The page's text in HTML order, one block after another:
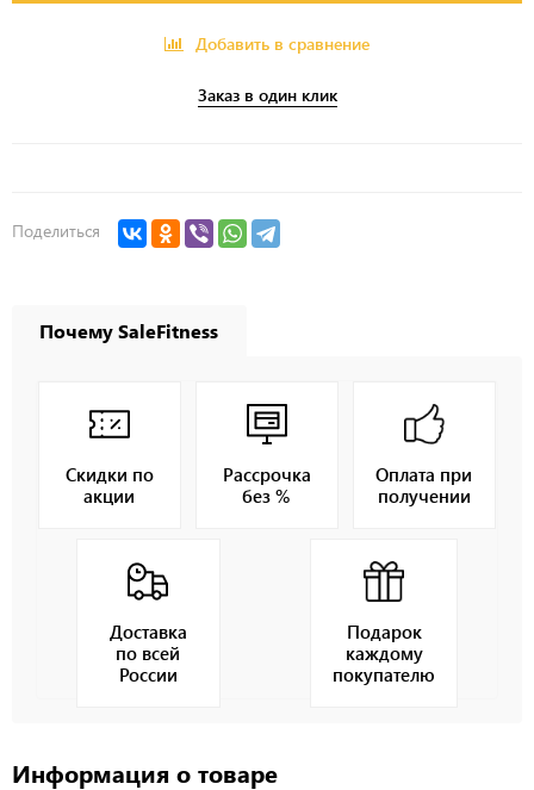
Добавить в сравнение
Заказ в один клик
Поделиться
Почему SaleFitness
Скидки по
акции
Рассрочка
без %
Оплата при
получении
Доставка
по всей
России
Подарок
каждому
покупателю
Информация о товаре